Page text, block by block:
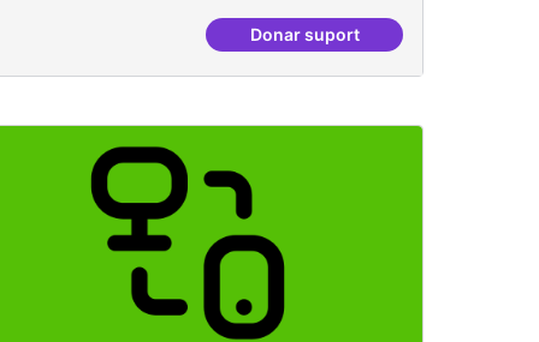
revistes acadèmiques Donar suportEspai grades democràtiques